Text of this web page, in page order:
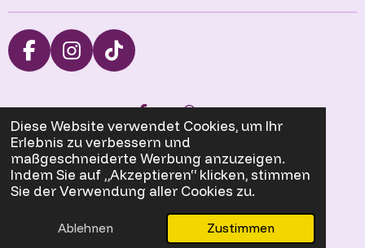
Diese Website verwendet Cookies, um Ihr
Erlebnis zu verbessern und
maßgeschneiderte Werbung anzuzeigen.
Indem Sie auf „Akzeptieren“ klicken, stimmen
Sie der Verwendung aller Cookies zu.
Ablehnen Zustimmen
F
a
b
o
o
k
I
n
t
a
g
r
a
T
i
o
k
Teilen Teilen
Allgemeine Geschäftsbedingungen
Versandinformationen
Mit Unterstützung vonWebador